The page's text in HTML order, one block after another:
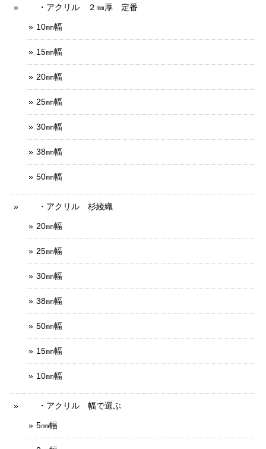
・アクリル ２㎜厚 定番
10㎜幅
15㎜幅
20㎜幅
25㎜幅
30㎜幅
38㎜幅
50㎜幅
・アクリル 杉綾織
20㎜幅
25㎜幅
30㎜幅
38㎜幅
50㎜幅
15㎜幅
10㎜幅
・アクリル 幅で選ぶ
5㎜幅